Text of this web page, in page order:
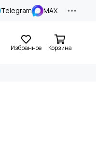
Telegram MAX
Избранное Корзина